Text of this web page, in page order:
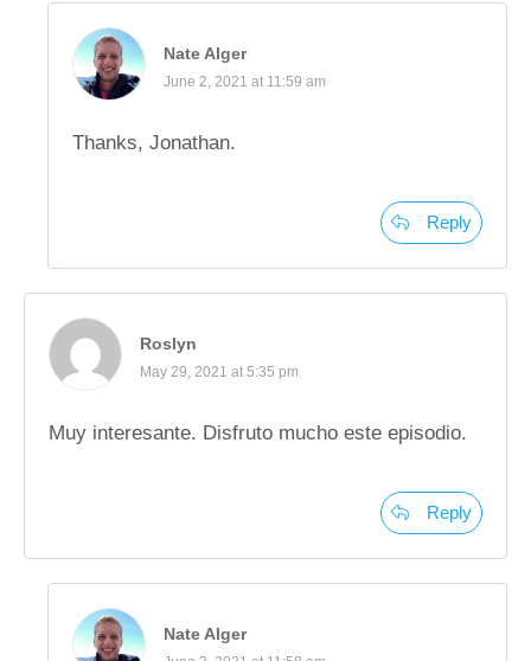
Nate Alger
June 2, 2021 at 11:59 am
Thanks, Jonathan.
Reply
Roslyn
May 29, 2021 at 5:35 pm
Muy interesante. Disfruto mucho este episodio.
Reply
Nate Alger